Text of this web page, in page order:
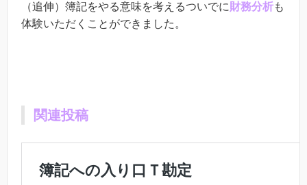
（追伸）簿記をやる意味を考えるついでに財務分析も
体験いただくことができました。
関連投稿